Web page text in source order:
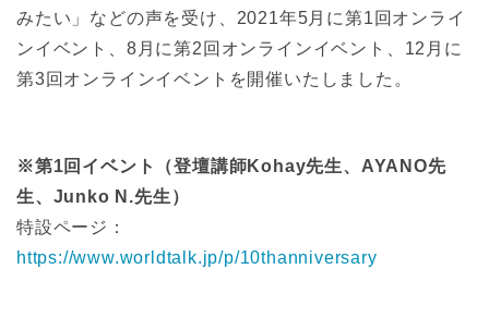
みたい」などの声を受け、2021年5月に第1回オンライ
ンイベント、8月に第2回オンラインイベント、12月に
第3回オンラインイベントを開催いたしました。
※第1回イベント（登壇講師Kohay先生、AYANO先
生、Junko N.先生）
特設ページ：
https://www.worldtalk.jp/p/10thanniversary